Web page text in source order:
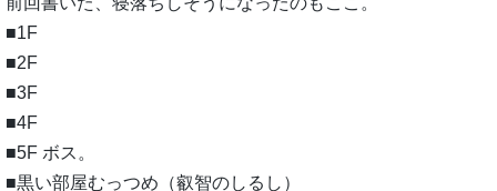
■1F
■2F
■3F
■4F
■5F ボス。
■黒い部屋むっつめ（叡智のしるし）